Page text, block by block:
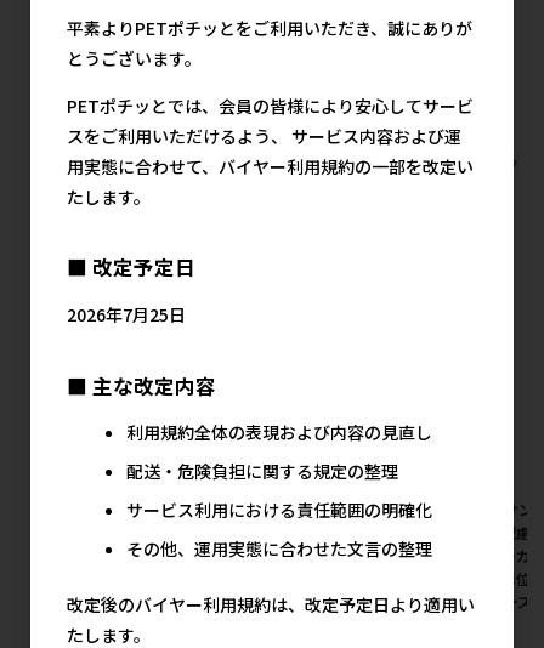
メーカー希望小売価格
304円
すべての猫用フード ウェット缶 200g以上の人気商品を見る
[STIサンヨー(直送)]食通たま
しらす 70g ※メーカー直送と
数量(混載20ケース以上)にご
注意下さい
[STIサンヨー(直送)]食通たま
70g ※メーカー直送となりま
(混載20ケース以上)にご注意
[STIサン
康に配慮
※メーカ
発注単位
20ケース
平素よりPETポチッとをご利用いただき、誠にありが
とうございます。
PETポチッとでは、会員の皆様により安心してサービ
スをご利用いただけるよう、 サービス内容および運
用実態に合わせて、バイヤー利用規約の一部を改定い
たします。
■ 改定予定日
2026年7月25日
■ 主な改定内容
利用規約全体の表現および内容の見直し
配送・危険負担に関する規定の整理
サービス利用における責任範囲の明確化
その他、運用実態に合わせた文言の整理
改定後のバイヤー利用規約は、改定予定日より適用い
たします。